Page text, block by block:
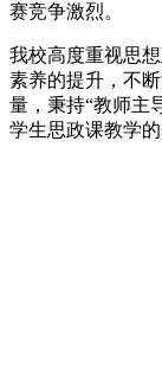
赛竞争激烈。
我校高度重视思
素养的提升，不
量，秉持“教师主
学生思政课教学